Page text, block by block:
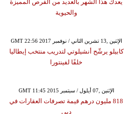
يعدك هذا الشهر بالعديد من الفرص المميزة
والحيوية
GMT 22:56 2017 الإثنين ,13 تشرين الثاني / نوفمبر
كابيلو يرشّح أنشيلوتي لتدريب منتخب إيطاليا
خلفًا لفينتورا
GMT 11:45 2015 الإثنين ,07 أيلول / سبتمبر
818 مليون درهم قيمة تصرفات العقارات في
دبي